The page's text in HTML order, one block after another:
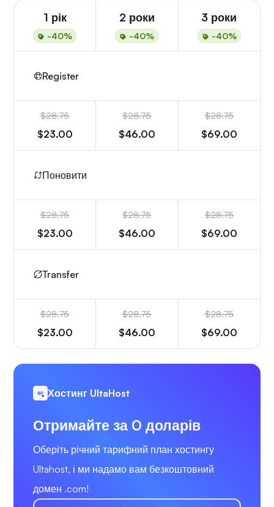
1 рік
-40%
2 роки
-40%
3 роки
-40%
Register
$28.75
$23.00
$28.75
$46.00
$28.75
$69.00
Поновити
$28.75
$23.00
$28.75
$46.00
$28.75
$69.00
Transfer
$28.75
$23.00
$28.75
$46.00
$28.75
$69.00
Хостинг UltaHost
Отримайте за 0 доларів
Оберіть річний тарифний план хостингу
Ultahost, і ми надамо вам безкоштовний
домен .com!